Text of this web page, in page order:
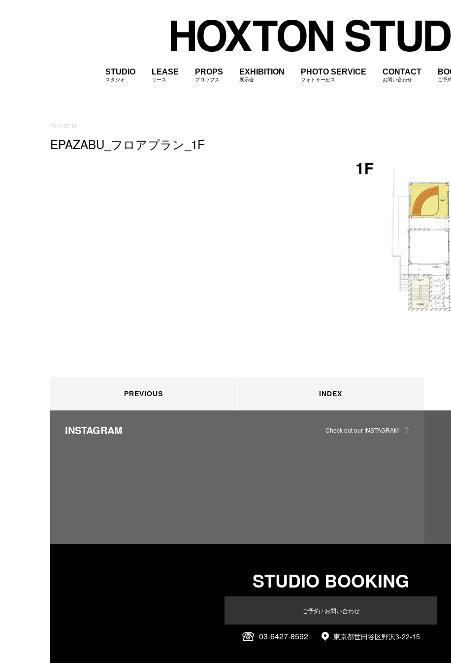
STUDIO
スタジオ
LEASE
リース
PROPS
プロップス
EXHIBITION
展示会
PHOTO SERVICE
フォトサービス
CONTACT
お問い合わせ ご予
2024.07.12
EPAZABU_フロアプラン_1F
PREVIOUS INDEX
INSTAGRAM Check out our INSTAGRAM
STUDIO BOOKING
ご予約 / お問い合わせ
03-6427-8592 東京都世田谷区野沢3-22-15